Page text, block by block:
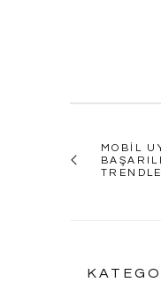
MOBIL